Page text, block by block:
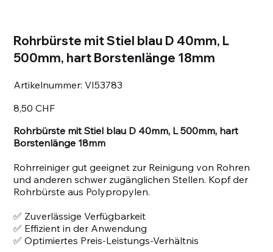
Rohrbürste mit Stiel blau D 40mm, L
500mm, hart Borstenlänge 18mm
Artikelnummer: Artikelnummer:
VI53783
VI53783
8,50 CHF
Rohrbürste mit Stiel blau D 40mm, L 500mm, hart
Borstenlänge 18mm
Rohrreiniger gut geeignet zur Reinigung von Rohren
und anderen schwer zugänglichen Stellen. Kopf der
Rohrbürste aus Polypropylen.
✅ Zuverlässige Verfügbarkeit
✅ Effizient in der Anwendung
✅ Optimiertes Preis-Leistungs-Verhältnis